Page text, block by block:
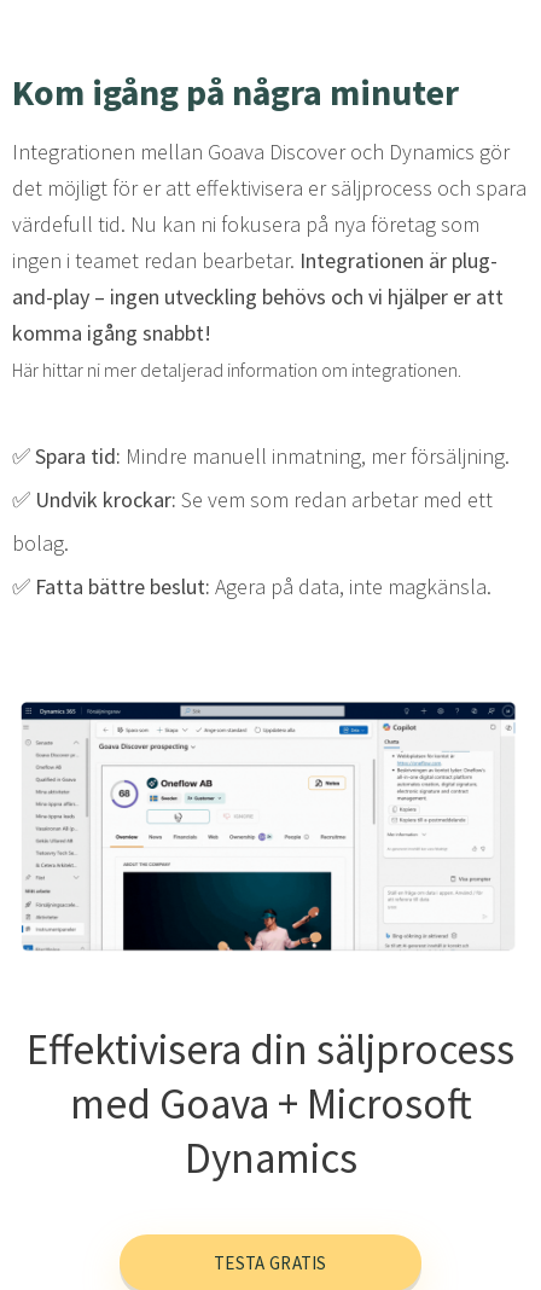
Kom igång på några minuter
Integrationen mellan Goava Discover och Dynamics gör
det möjligt för er att effektivisera er säljprocess och spara
värdefull tid. Nu kan ni fokusera på nya företag som
ingen i teamet redan bearbetar. Integrationen är plug-
and-play – ingen utveckling behövs och vi hjälper er att
komma igång snabbt!
Här hittar ni mer detaljerad information om integrationen.
✅ Spara tid: Mindre manuell inmatning, mer försäljning.
✅ Undvik krockar: Se vem som redan arbetar med ett
bolag.
✅ Fatta bättre beslut: Agera på data, inte magkänsla.
Effektivisera din säljprocess
med Goava + Microsoft
Dynamics
TESTA GRATIS